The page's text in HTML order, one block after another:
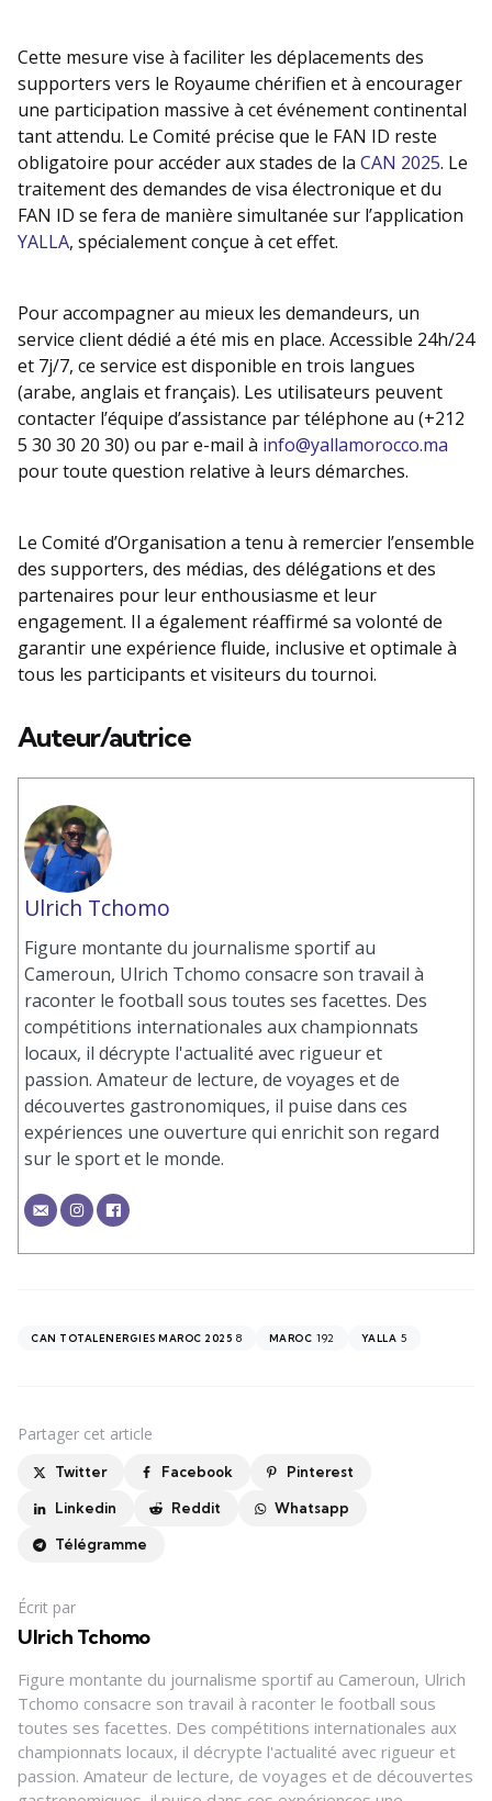
Cette mesure vise à faciliter les déplacements des
supporters vers le Royaume chérifien et à encourager
une participation massive à cet événement continental
tant attendu. Le Comité précise que le FAN ID reste
obligatoire pour accéder aux stades de la CAN 2025. Le
traitement des demandes de visa électronique et du
FAN ID se fera de manière simultanée sur l’application
YALLA, spécialement conçue à cet effet.
Pour accompagner au mieux les demandeurs, un
service client dédié a été mis en place. Accessible 24h/24
et 7j/7, ce service est disponible en trois langues
(arabe, anglais et français). Les utilisateurs peuvent
contacter l’équipe d’assistance par téléphone au (+212
5 30 30 20 30) ou par e-mail à info@yallamorocco.ma
pour toute question relative à leurs démarches.
Le Comité d’Organisation a tenu à remercier l’ensemble
des supporters, des médias, des délégations et des
partenaires pour leur enthousiasme et leur
engagement. Il a également réaffirmé sa volonté de
garantir une expérience fluide, inclusive et optimale à
tous les participants et visiteurs du tournoi.
Auteur/autrice
Ulrich Tchomo
Figure montante du journalisme sportif au
Cameroun, Ulrich Tchomo consacre son travail à
raconter le football sous toutes ses facettes. Des
compétitions internationales aux championnats
locaux, il décrypte l'actualité avec rigueur et
passion. Amateur de lecture, de voyages et de
découvertes gastronomiques, il puise dans ces
expériences une ouverture qui enrichit son regard
sur le sport et le monde.
CAN TOTALENERGIES MAROC 2025 8 MAROC 192 YALLA 5
Partager cet article
Twitter Facebook Pinterest
Linkedin Reddit Whatsapp
Télégramme
Écrit par
Ulrich Tchomo
Figure montante du journalisme sportif au Cameroun, Ulrich
Tchomo consacre son travail à raconter le football sous
toutes ses facettes. Des compétitions internationales aux
championnats locaux, il décrypte l'actualité avec rigueur et
passion. Amateur de lecture, de voyages et de découvertes